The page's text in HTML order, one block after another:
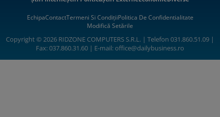
EchipaContactTermeni Si CondițiiPolitica De Confidentialitate
Modifică Setările
Copyright © 2026 RIDZONE COMPUTERS S.R.L. | Telefon 031.860.51.09 |
Fax: 037.860.31.60 | E-mail:office@dailybusiness.ro